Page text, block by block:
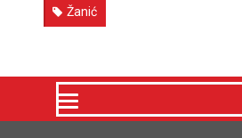
Žanić